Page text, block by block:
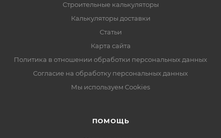
Строительные калькуляторы
Калькуляторы доставки
Статьи
Карта сайта
Политика в отношении обработки персональных данных
Согласие на обработку персональных данных
Мы используем Cookies
ПОМОЩЬ